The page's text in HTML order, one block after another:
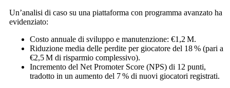
Un’analisi di caso su una piattaforma con programma avanzato ha
evidenziato:
Costo annuale di sviluppo e manutenzione: €1,2 M.
Riduzione media delle perdite per giocatore del 18 % (pari a
€2,5 M di risparmio complessivo).
Incremento del Net Promoter Score (NPS) di 12 punti,
tradotto in un aumento del 7 % di nuovi giocatori registrati.